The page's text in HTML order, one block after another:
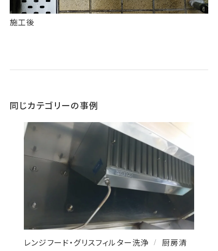
施工後
同じカテゴリーの事例
レンジフード・グリスフィルター洗浄 /
厨房清